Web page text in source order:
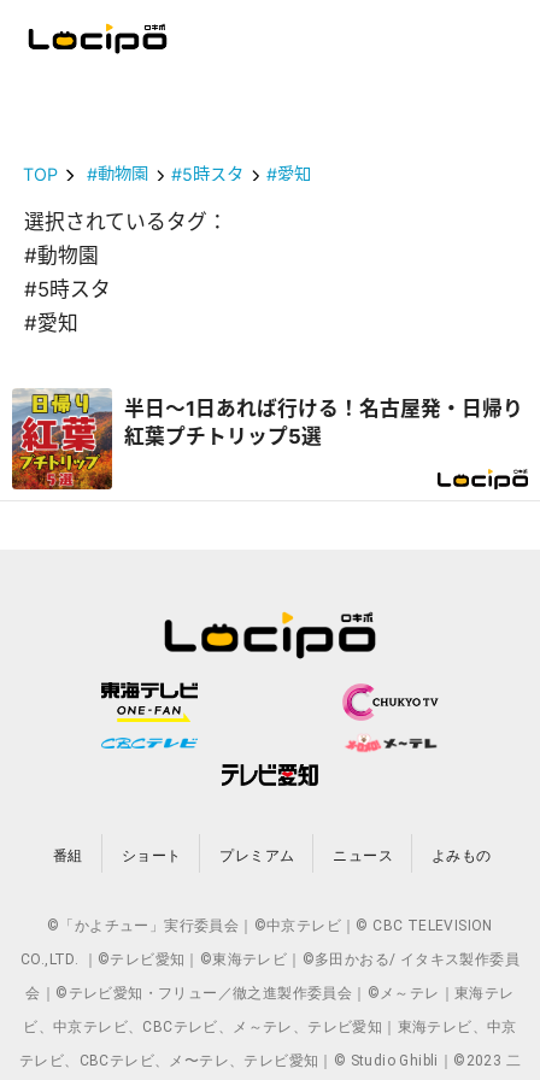
TOP #動物園 #5時スタ #愛知
選択されているタグ：
#動物園
#5時スタ
#愛知
半日～1日あれば行ける！名古屋発・日帰り
紅葉プチトリップ5選
番組 ショート プレミアム ニュース よみもの
©「かよチュー」実行委員会｜©中京テレビ｜© CBC TELEVISION
CO.,LTD. ｜©テレビ愛知｜©東海テレビ｜©多田かおる/ イタキス製作委員
会｜©テレビ愛知・フリュー／徹之進製作委員会｜©メ～テレ｜東海テレ
ビ、中京テレビ、CBCテレビ、メ～テレ、テレビ愛知｜東海テレビ、中京
テレビ、CBCテレビ、メ〜テレ、テレビ愛知｜© Studio Ghibli｜©2023 二